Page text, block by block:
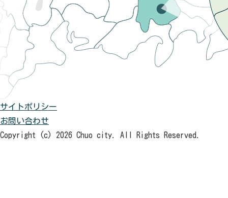
サイトポリシー
お問い合わせ
Copyright (c) 2026 Chuo city. All Rights Reserved.